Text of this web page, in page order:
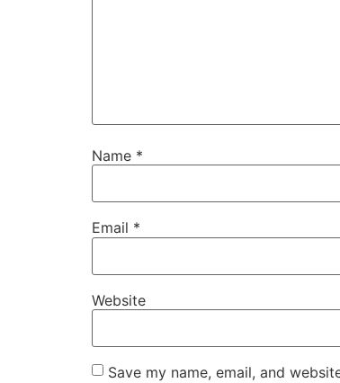
Name *
Email *
Website
Save my name, email, and